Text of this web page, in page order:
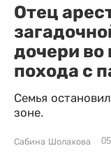
Отец
дочери во
похода с
Семья
зоне.
Сабина Шолахова